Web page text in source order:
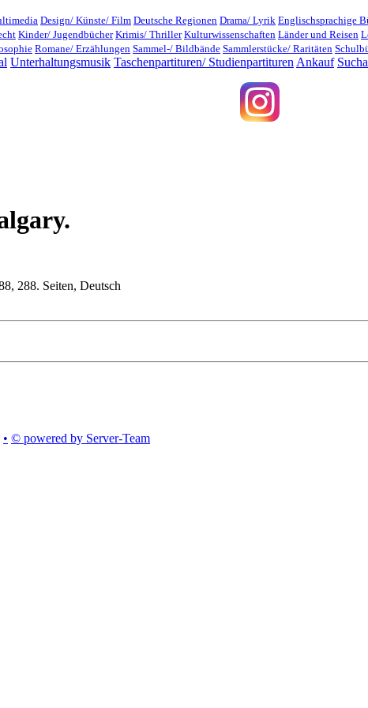
Design/ Künste/ Film Deutsche Regionen Drama/ Lyrik Englischsprachige
Kinder/ Jugendbücher Krimis/ Thriller Kulturwissenschaften Länder und Reisen
Romane/ Erzählungen Sammel-/ Bildbände Sammlerstücke/ Raritäten
Unterhaltungsmusik Taschenpartituren/ Studienpartituren Ankauf
288. Seiten, Deutsch
• © powered by Server-Team